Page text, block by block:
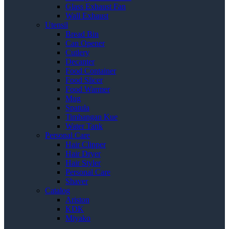
Glass Exhaust Fan
Wall Exhaust
Utensil
Bread Bin
Can Opener
Cutlery
Decanter
Food Container
Food Slicer
Food Warmer
Mug
Spatula
Timbangan Kue
Water Tank
Personal Care
Hair Clipper
Hair Dryer
Hair Styler
Personal Care
Shaver
Catalog
Ariston
KDK
Miyako